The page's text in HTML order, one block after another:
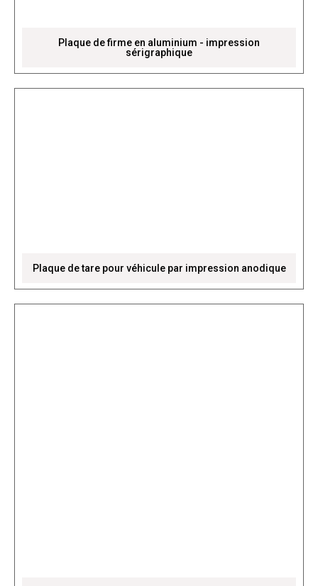
Plaque de firme en aluminium - impression
sérigraphique
Plaque de tare pour véhicule par impression anodique